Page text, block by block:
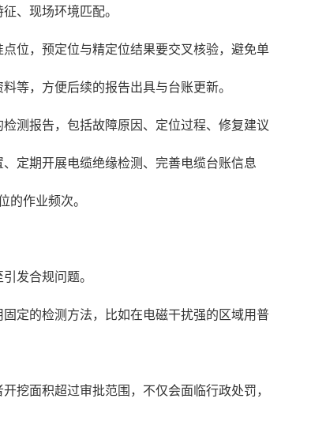
、现场环境匹配。
位，预定位与精定位结果要交叉核验，避免单
等，方便后续的报告出具与台账更新。
测报告，包括故障原因、定位过程、修复建议
定期开展电缆绝缘检测、完善电缆台账信息
的作业频次。
发合规问题。
定的检测方法，比如在电磁干扰强的区域用普
挖面积超过审批范围，不仅会面临行政处罚，